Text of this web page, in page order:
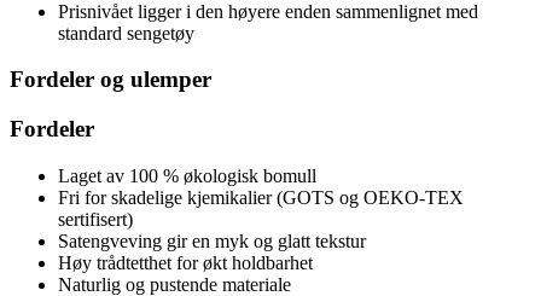
Prisnivået ligger i den høyere enden sammenlignet med
standard sengetøy
Fordeler og ulemper
Fordeler
Laget av 100 % økologisk bomull
Fri for skadelige kjemikalier (GOTS og OEKO-TEX
sertifisert)
Satengveving gir en myk og glatt tekstur
Høy trådtetthet for økt holdbarhet
Naturlig og pustende materiale